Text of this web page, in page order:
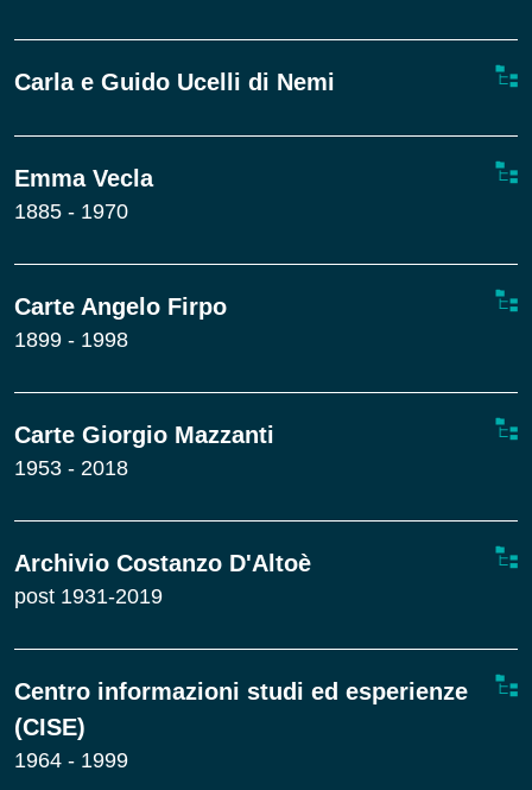
Carla e Guido Ucelli di Nemi
Emma Vecla
1885 - 1970
Carte Angelo Firpo
1899 - 1998
Carte Giorgio Mazzanti
1953 - 2018
Archivio Costanzo D'Altoè
post 1931-2019
Centro informazioni studi ed esperienze
(CISE)
1964 - 1999